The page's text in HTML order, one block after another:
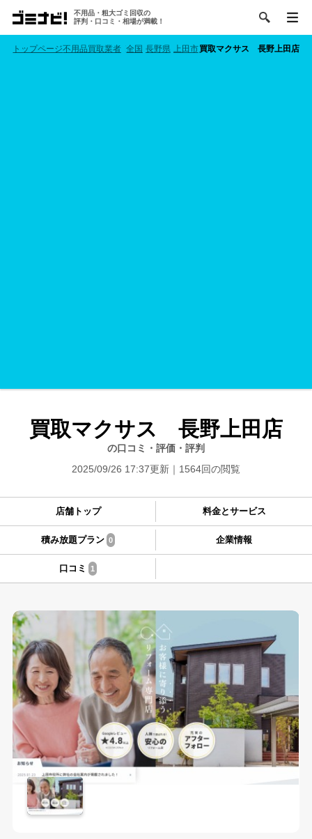
不用品・粗大ゴミ回収の
評判・口コミ・相場が満載！
トップページ不用品買取業者 全国 長野県 上田市買取マクサス 長野上田店
買取マクサス 長野上田店
の口コミ・評価・評判
2025/09/26 17:37更新
1564回の閲覧
店舗トップ 料金とサービス
積み放題プラン 0 企業情報
口コミ 1